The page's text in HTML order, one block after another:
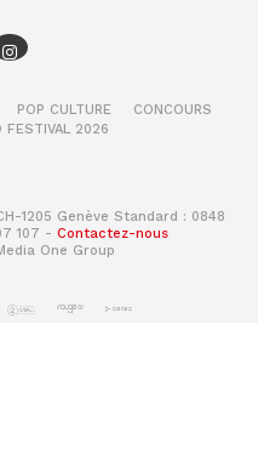
POP CULTURE
CONCOURS
FESTIVAL 2026
1205 Genève Standard : 0848
107 - Contactez-nous
One Group